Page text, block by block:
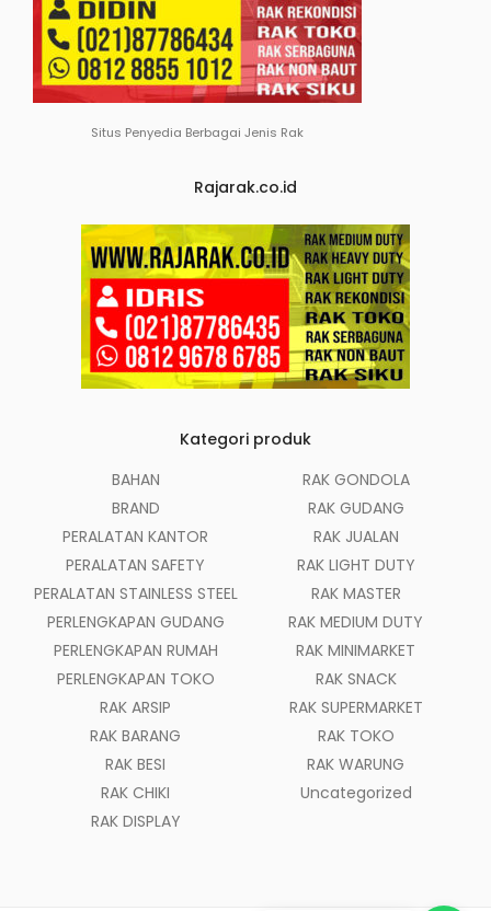
Situs Penyedia Berbagai Jenis Rak
Rajarak.co.id
Kategori produk
BAHAN
BRAND
PERALATAN KANTOR
PERALATAN SAFETY
PERALATAN STAINLESS STEEL
PERLENGKAPAN GUDANG
PERLENGKAPAN RUMAH
PERLENGKAPAN TOKO
RAK ARSIP
RAK BARANG
RAK BESI
RAK CHIKI
RAK DISPLAY
RAK GONDOLA
RAK GUDANG
RAK JUALAN
RAK LIGHT DUTY
RAK MASTER
RAK MEDIUM DUTY
RAK MINIMARKET
RAK SNACK
RAK SUPERMARKET
RAK TOKO
RAK WARUNG
Uncategorized